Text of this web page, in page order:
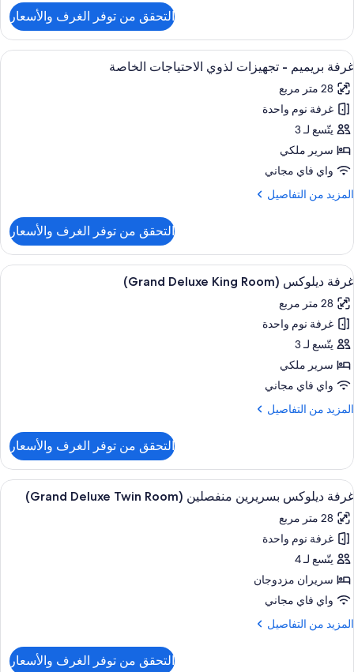
Grand
Deluxe
Suite
التحقق من توفر الغرف والأسعار
استعراض
جميع
صور
غرفة
بريميم
-
تجهيزات
لذوي
الاحتياجات
ملاءات للفراش لا تسبب الحساسية وميني
7
غرفة بريميم - تجهيزات لذوي الاحتياجات الخاصة
28 متر مربع
غرفة نوم واحدة
يتّسع لـ 3
سرير ملكي
واي فاي مجاني
المزيد من التفاصيل
المزيد
غرفة
بريميم
-
تجهيزات
لذوي
الاحتياجات
الخاصة
التحقق من توفر الغرف والأسعار
استعراض
جميع
صور
غرفة
ديلوكس
(Grand
Deluxe
King
Room)
ملاءات للفراش لا تسبب الحساسية وميني
5
غرفة ديلوكس (Grand Deluxe King Room)
28 متر مربع
غرفة نوم واحدة
يتّسع لـ 3
سرير ملكي
واي فاي مجاني
المزيد من التفاصيل
المزيد
غرفة
ديلوكس
(Grand
Deluxe
King
Room)
التحقق من توفر الغرف والأسعار
استعراض
جميع
صور
غرفة
ديلوكس
بسريرين
منفصلين
(Grand
Deluxe
ملاءات للفراش لا تسبب الحساسية وميني
5
غرفة ديلوكس بسريرين منفصلين (Grand Deluxe Twin Room)
28 متر مربع
غرفة نوم واحدة
يتّسع لـ 4
سريران مزدوجان
واي فاي مجاني
المزيد من التفاصيل
المزيد
التحقق من توفر الغرف والأسعار